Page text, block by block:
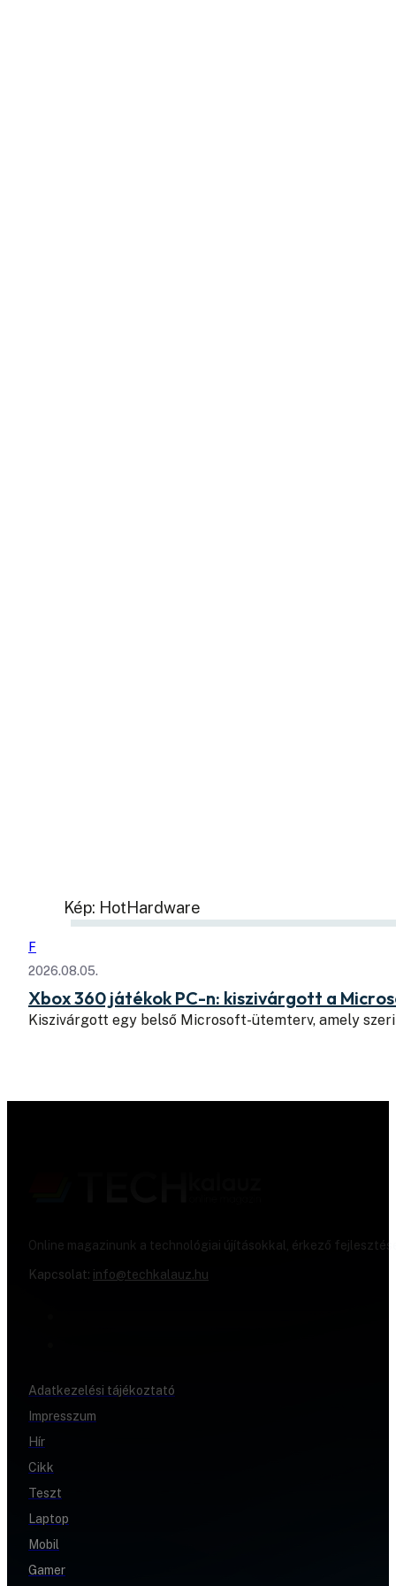
Kép: HotHardware
F
2026.08.05.
Xbox 360 játékok PC-n: kiszivárgott a
Kiszivárgott egy belső Microsoft-ütemterv, amely
Online magazinunk a technológiai újításokkal, érkező
Kapcsolat: info@techkalauz.hu
Adatkezelési tájékoztató
Impresszum
Hír
Cikk
Teszt
Laptop
Mobil
Gamer